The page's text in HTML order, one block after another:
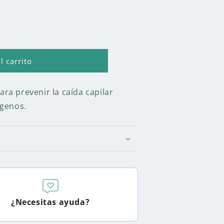
carrito
prevenir la caída capilar
¿Necesitas ayuda?